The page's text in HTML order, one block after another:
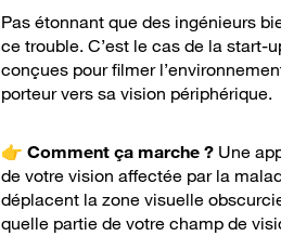
Pas étonnant que des ingénieurs
ce trouble. C’est le cas de la start-
conçues pour filmer
porteur vers sa vision périphérique.
👉 Comment ça marche ? Une
de votre vision affectée par la
déplacent la zone visuelle
quelle partie de votre champ de